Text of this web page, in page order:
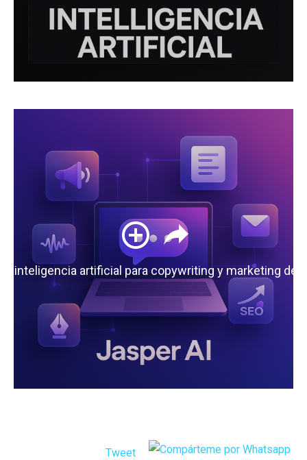
la inteligencia artificial para copywriting y marketing de
Tweet